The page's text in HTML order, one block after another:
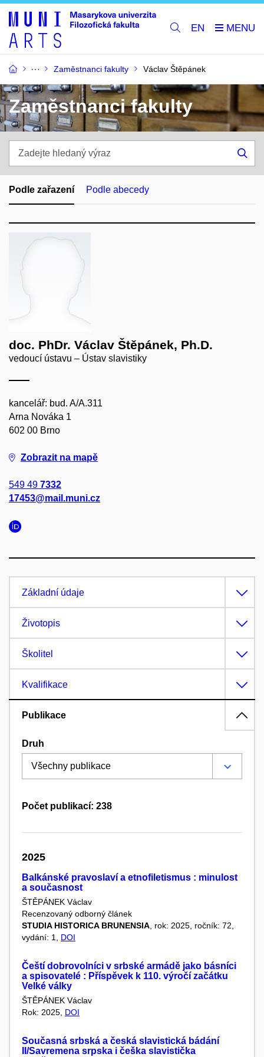
EN
Zaměstnanci fakulty Václav Štěpánek
Zaměstnanci fakulty
hledaný
výraz
Podle zařazení Podle abecedy
doc. PhDr. Václav Štěpánek, Ph.D.
vedoucí ústavu – Ústav slavistiky
kancelář: bud. A/A.311
Arna Nováka 1
602 00 Brno
Zobrazit na mapě
549 49 7332
17453@mail.muni.cz
Základní údaje
Životopis
Školitel
Kvalifikace
Publikace
Druh
Počet publikací: 238
2025
Balkánské pravoslaví a etnofiletismus : minulost
a současnost
ŠTĚPÁNEK Václav
Recenzovaný odborný článek
STUDIA HISTORICA BRUNENSIA , rok: 2025, ročník: 72,
vydání: 1, DOI
Čeští dobrovolníci v srbské armádě jako básníci
a spisovatelé : Příspěvek k 110. výročí začátku
Velké války
ŠTĚPÁNEK Václav
Rok: 2025, DOI
Současná srbská a česká slavistická bádání
II/Savremena srpska i češka slavistička